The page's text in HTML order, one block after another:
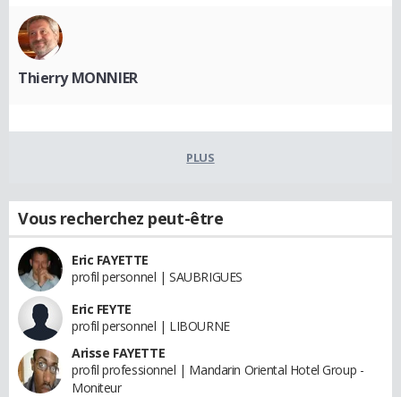
Thierry MONNIER
PLUS
Vous recherchez peut-être
Eric FAYETTE
profil personnel | SAUBRIGUES
Eric FEYTE
profil personnel | LIBOURNE
Arisse FAYETTE
profil professionnel | Mandarin Oriental Hotel Group -
Moniteur